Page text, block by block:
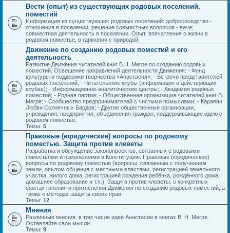
Вести (опыт) из существующих родовых поселений,
поместий
Информация из существующих родовых поселений: добрососедство -
отношения в поселении, решение совместных вопросов - вече;
совместная деятельность в поселении. Опыт, впечатления о жизни в
родовом поместье, в гармонии с природой.
Движение по созданию родовых поместий и его
деятельность
Развитие Движения читателей книг В.Н. Мегре по созданию родовых
поместий. Освещение направлений деятельности Движения: - Фонд
культуры и поддержки творчества «Анастасия»; - Встречи представителей
родовых поселений; - Читательские клубы (информация о действующих
клубах); - Информационно-аналитические центры; - Академия родовых
поместий; - Родная партия; - Общественная организация читателей книг В.
Мегре; - Сообщество предпринимателей с чистыми помыслами; - Караван
Любви Солнечных Бардов; - Другие общественные организации,
учреждения, предприятия, объединения граждан, поддерживающие идею о
родовом поместье.
Темы: 5
Правовые (юридические) вопросы по родовому
поместью. Защита против клеветы
Разработка и обсуждение законопроектов, связанных с родовыми
поместьями и изменениями в Конституцию. Правовые (юридические)
вопросы по родовому поместью (вопросы, связанные с получением
земли, опытом общения с местными властями, регистрацией земельного
участка, жилого дома, регистрацией рождения ребёнка, рождённого дома,
домашнее образование и т.п.). Защита против клеветы: о конкретных
фактах гонения и притеснения Движения по созданию родовых поместий, а
также о методах защиты своих прав.
Темы: 12
Мнения
Различные мнения, в том числе идеи Анастасии в книгах В. Н. Мегре.
Оставляйте свои мысли.
Темы: 9